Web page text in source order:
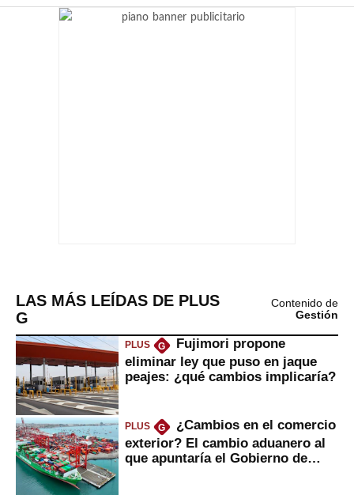
LAS MÁS LEÍDAS DE PLUS
G
Contenido de
Gestión
PLUS G
Fujimori propone
eliminar ley que puso en jaque
peajes: ¿qué cambios implicaría?
PLUS G
¿Cambios en el comercio
exterior? El cambio aduanero al
que apuntaría el Gobierno de